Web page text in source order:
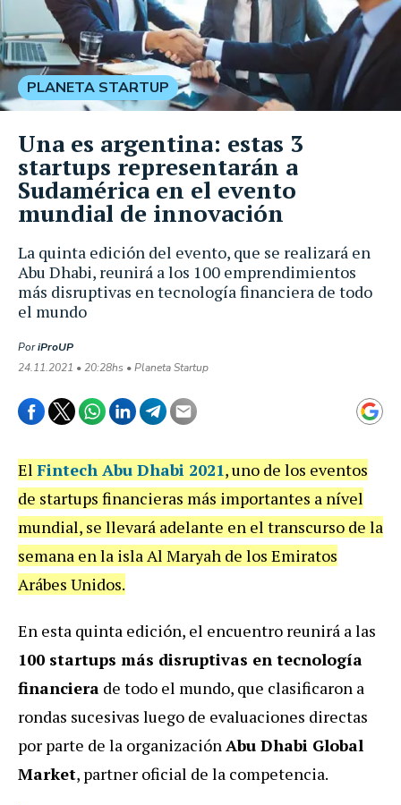
La quinta edición del evento, que se realizará en
Abu Dhabi, reunirá a los 100 emprendimientos
más disruptivas en tecnología financiera de todo
el mundo
PoriProUP
24.11.2021 • 20:28hs • Planeta Startup
PLANETA STARTUP
Una es argentina: estas 3
startups representarán a
Sudamérica en el evento
mundial de innovación
El Fintech Abu Dhabi 2021, uno de los eventos
de startups financieras más importantes a nível
mundial, se llevará adelante en el transcurso de la
semana en la isla Al Maryah de los Emiratos
Arábes Unidos.
En esta quinta edición, el encuentro reunirá a las
100 startups más disruptivas en tecnología
financiera de todo el mundo, que clasificaron a
rondas sucesivas luego de evaluaciones directas
por parte de la organizaciónAbu Dhabi Global
Market, partner oficial de la competencia.